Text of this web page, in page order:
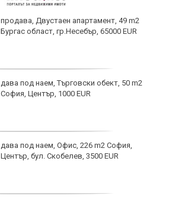
продава, Двустаен апартамент, 49 m2
Бургас област, гр.Несебър, 65000 EUR
дава под наем, Търговски обект, 50 m2
София, Център, 1000 EUR
дава под наем, Офис, 226 m2 София,
Център, бул. Скобелев, 3500 EUR